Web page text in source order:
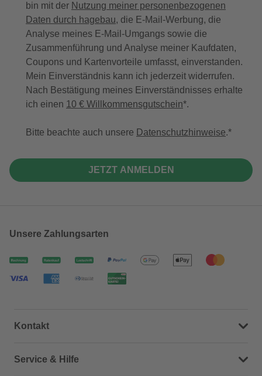
bin mit der Nutzung meiner personenbezogenen
Daten durch hagebau, die E-Mail-Werbung, die
Analyse meines E-Mail-Umgangs sowie die
Zusammenführung und Analyse meiner Kaufdaten,
Coupons und Kartenvorteile umfasst, einverstanden.
Mein Einverständnis kann ich jederzeit widerrufen.
Nach Bestätigung meines Einverständnisses erhalte
ich einen 10 € Willkommensgutschein*.
Bitte beachte auch unsere Datenschutzhinweise.
JETZT ANMELDEN
Unsere Zahlungsarten
Kontakt
Dein Kontakt zu uns
Service & Hilfe